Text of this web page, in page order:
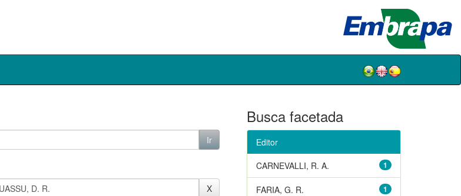
Busca facetada
Editor
1
CARNEVALLI, R. A.
1
FARIA, G. R.